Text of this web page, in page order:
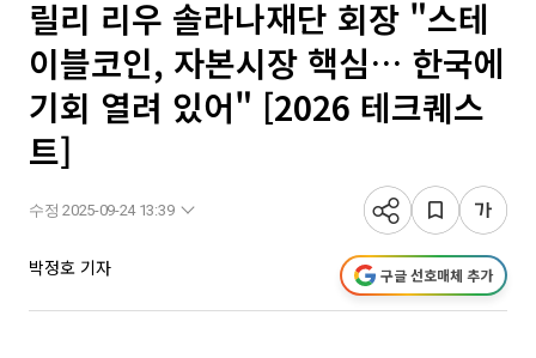
릴리 리우 솔라나재단 회장 "스테
이블코인, 자본시장 핵심… 한국에
기회 열려 있어" [2026 테크퀘스
트]
수정 2025-09-24 13:39
박정호 기자 구글 선호매체 추가